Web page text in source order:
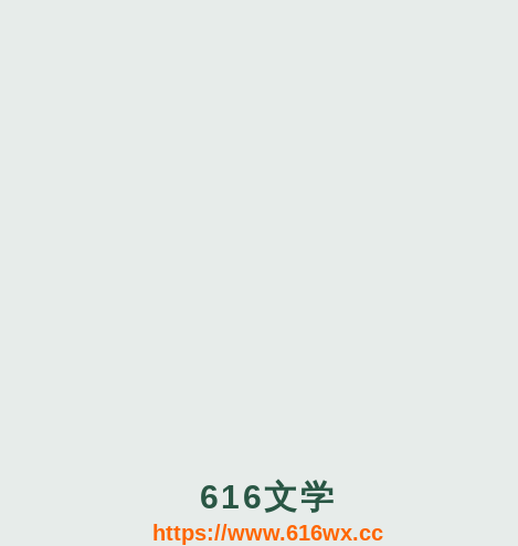
616文学
https://www.616wx.cc